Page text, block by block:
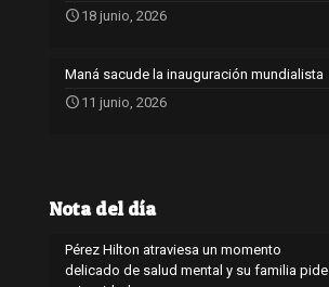
18 junio, 2026
Maná sacude la inauguración mundialista
11 junio, 2026
Nota del día
Pérez Hilton atraviesa un momento
delicado de salud mental y su familia pide